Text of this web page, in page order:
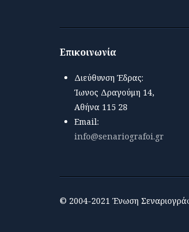
Επικοινωνία
Διεύθυνση Έδρας:
Ίωνος Δραγούμη 14,
Αθήνα 115 28
Email:
info@senariografoi.gr
© 2004-2021 Ένωση